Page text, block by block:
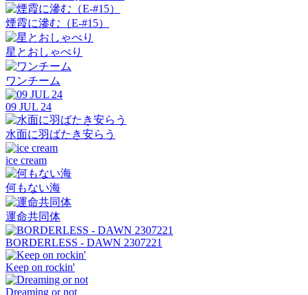
煙霞に滲む（E-#15）
星とおしゃべり
ワンチーム
09 JUL 24
水面に羽ばたき安らう
ice cream
何もない海
運命共同体
BORDERLESS - DAWN 2307221
Keep on rockin'
Dreaming or not